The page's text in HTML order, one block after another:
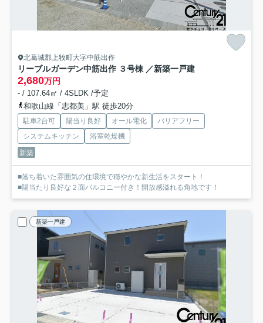
北葛城郡上牧町大字中筋出作
リーブルガーデン中筋出作 ３号棟 ／新築一戸建
2,680万円
- / 107.64㎡ / 4SLDK /予定
和歌山線「志都美」駅 徒歩20分
駐車2台可 陽当り良好 オール電化
バリアフリー
システムキッチン
浴室乾燥機
新築
■落ち着いた雰囲気の住環境で穏やかな新生活をスタート！
■陽当たり良好な２面バルコニー付き！開放感溢れる角地です！
新築一戸建